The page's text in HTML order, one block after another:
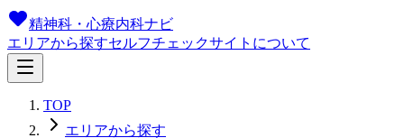
精神科・心療内科ナビ
エリアから探すセルフチェックサイトについて
TOP
エリアから探す